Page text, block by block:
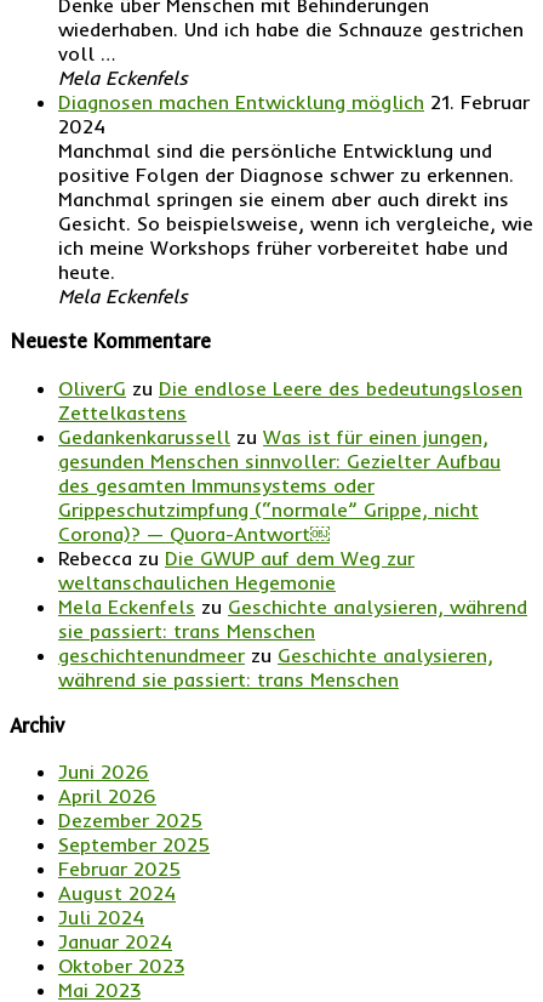
wiederhaben. Und ich habe die Schnauze gestrichen
voll …
Mela Eckenfels
Diagnosen machen Entwicklung möglich 21. Februar
2024
Manchmal sind die persönliche Entwicklung und
positive Folgen der Diagnose schwer zu erkennen.
Manchmal springen sie einem aber auch direkt ins
Gesicht. So beispielsweise, wenn ich vergleiche, wie
ich meine Workshops früher vorbereitet habe und
heute.
Mela Eckenfels
Neueste Kommentare
OliverG zu Die endlose Leere des bedeutungslosen
Zettelkastens
Gedankenkarussell zu Was ist für einen jungen,
gesunden Menschen sinnvoller: Gezielter Aufbau
des gesamten Immunsystems oder
Grippeschutzimpfung (“normale” Grippe, nicht
Corona)? — Quora-Antwort￼
Rebecca zu Die GWUP auf dem Weg zur
weltanschaulichen Hegemonie
Mela Eckenfels zu Geschichte analysieren, während
sie passiert: trans Menschen
geschichtenundmeer zu Geschichte analysieren,
während sie passiert: trans Menschen
Archiv
Juni 2026
April 2026
Dezember 2025
September 2025
Februar 2025
August 2024
Juli 2024
Januar 2024
Oktober 2023
Mai 2023